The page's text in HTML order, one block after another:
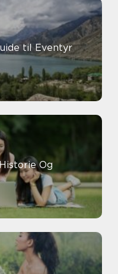
til Eventyr
Og